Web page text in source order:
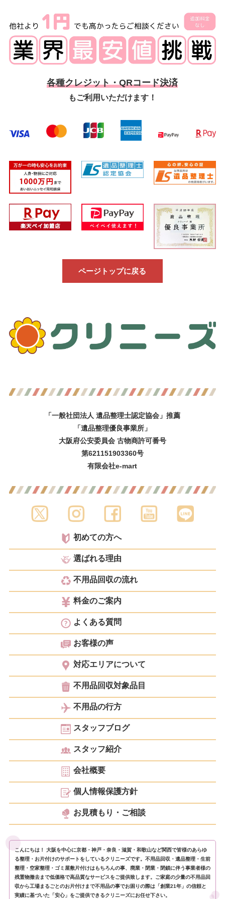
各種クレジット・QRコード決済
もご利用いただけます！
ページトップに戻る
「一般社団法人 遺品整理士認定協会」推薦
「遺品整理優良事業所」
大阪府公安委員会 古物商許可番号
第621151903360号
有限会社e-mart
初めての方へ
選ばれる理由
不用品回収の流れ
料金のご案内
よくある質問
お客様の声
対応エリアについて
不用品回収対象品目
不用品の行方
スタッフブログ
スタッフ紹介
会社概要
個人情報保護方針
お見積もり・ご相談
こんにちは！ 大阪を中心に京都・神戸・奈良・滋賀・和歌山など関西で皆様のあらゆ
る整理・お片付けのサポートをしているクリニーズです。不用品回収・遺品整理・生前
整理・空家整理・ゴミ屋敷片付けはもちろんの事、廃業・閉業・閉鎖に伴う事業者様の
残置物撤去まで低価格で高品質なサービスをご提供致します。ご家庭の少量の不用品回
収から工場まるごとのお片付けまで不用品の事でお困りの際は「創業21年」の信頼と
実績に基づいた「安心」をご提供できるクリニーズにお任せ下さい。